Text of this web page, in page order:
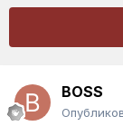
BOSS